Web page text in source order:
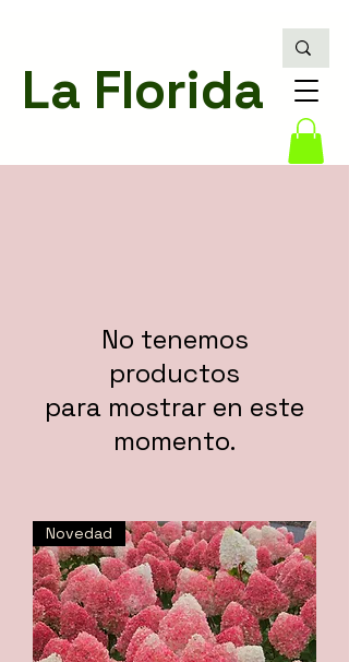
La Florida
No tenemos
productos
para mostrar en este
momento.
Novedad